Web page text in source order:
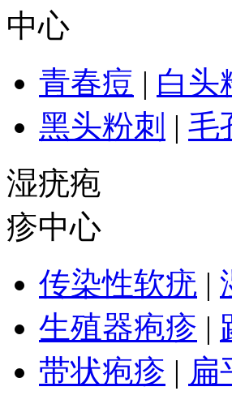
中心
青春痘 | 白头
黑头粉刺 | 毛
湿疣疱
疹中心
传染性软疣 |
生殖器疱疹 |
带状疱疹 | 扁